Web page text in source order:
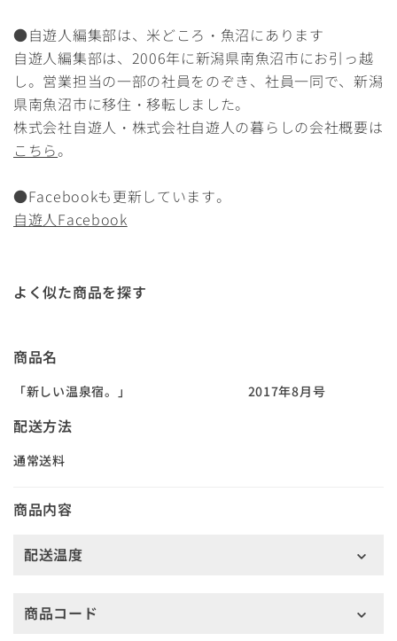
●自遊人編集部は、米どころ・魚沼にあります
自遊人編集部は、2006年に新潟県南魚沼市にお引っ越
し。営業担当の一部の社員をのぞき、社員一同で、新潟
県南魚沼市に移住・移転しました。
株式会社自遊人・株式会社自遊人の暮らしの会社概要は
こちら。
●Facebookも更新しています。
自遊人Facebook
よく似た商品を探す
商品名
「新しい温泉宿。」 2017年8月号
配送方法
通常送料
商品内容
配送温度
商品コード